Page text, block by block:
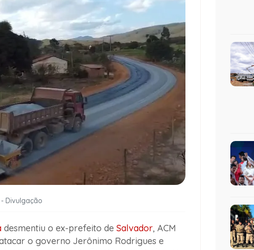
Divulgação
desmentiu o ex-prefeito de Salvador, ACM
o governo Jerônimo Rodrigues e